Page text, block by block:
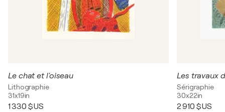
Le chat et l'oiseau
Lithographie
31x19in
1 330 $US
Les travaux
Sérigraphie
30x22in
2 910 $US